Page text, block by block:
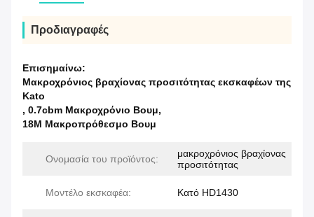
Προδιαγραφές
Επισημαίνω:
Μακροχρόνιος βραχίονας προσιτότητας εκσκαφέων της
Kato
, 0.7cbm Μακροχρόνιο Βουμ,
18Μ Μακροπρόθεσμο Βουμ
Ονομασία του προϊόντος:
μακροχρόνιος βραχίονας
προσιτότητας
Μοντέλο εκσκαφέα: Κατό HD1430